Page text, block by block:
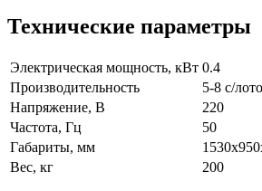
Технические параметры
Электрическая мощность, кВт 0.4
Производительность
5-8 c/
Напряжение, В
220
Частота, Гц
50
Габариты, мм
Вес, кг
200